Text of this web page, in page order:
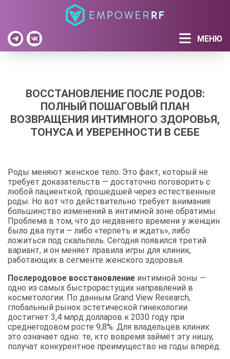
МЕНЮ
ВОССТАНОВЛЕНИЕ ПОСЛЕ РОДОВ:
ПОЛНЫЙ ПОШАГОВЫЙ ПЛАН
ВОЗВРАЩЕНИЯ ИНТИМНОГО ЗДОРОВЬЯ,
ТОНУСА И УВЕРЕННОСТИ В СЕБЕ
Роды меняют женское тело. Это факт, который не
требует доказательств — достаточно поговорить с
любой пациенткой, прошедшей через естественные
роды. Но вот что действительно требует внимания:
большинство изменений в интимной зоне обратимы.
Проблема в том, что до недавнего времени у женщин
было два пути — либо «терпеть и ждать», либо
ложиться под скальпель. Сегодня появился третий
вариант, и он меняет правила игры для клиник,
работающих в сегменте женского здоровья.
Послеродовое восстановление интимной зоны —
одно из самых быстрорастущих направлений в
косметологии. По данным Grand View Research,
глобальный рынок эстетической гинекологии
достигнет 3,4 млрд долларов к 2030 году при
среднегодовом росте 9,8%. Для владельцев клиник
это означает одно: те, кто вовремя займёт эту нишу,
получат конкурентное преимущество на годы вперёд.